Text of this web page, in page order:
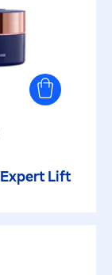
Expert Lift